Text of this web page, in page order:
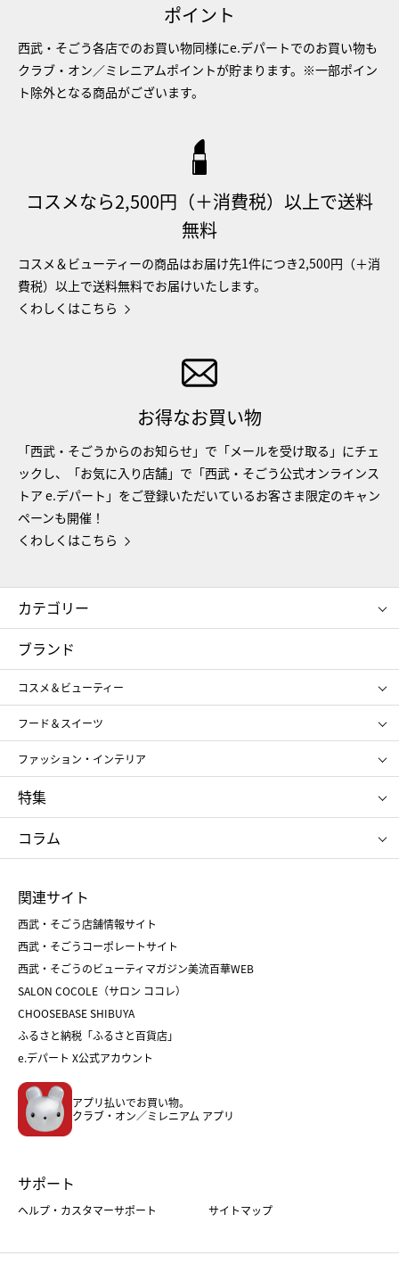
ポイント
西武・そごう各店でのお買い物同様にe.デパートでのお買い物も
クラブ・オン／ミレニアムポイントが貯まります。※一部ポイン
ト除外となる商品がございます。
コスメなら2,500円（＋消費税）以上で送料
無料
コスメ＆ビューティーの商品はお届け先1件につき2,500円（＋消
費税）以上で送料無料でお届けいたします。
くわしくはこちら
お得なお買い物
「西武・そごうからのお知らせ」で「メールを受け取る」にチェ
ックし、「お気に入り店舗」で「西武・そごう公式オンラインス
トア e.デパート」をご登録いただいているお客さま限定のキャン
ペーンも開催！
くわしくはこちら
カテゴリー
コスメ＆ビューティー
ギフト
レディース
メンズ
スポーツ・アウトドア
お中元
お歳暮
ブランド
コスメ＆ビューティー
SHISEIDO
ポール&ジョー ボーテ
ジルスチュアート
NARS
RMK
クリニーク
SK-Ⅱ
フード＆スイーツ
アンリ・シャルパンティエ
ゴディバ
新宿高野
たねや
ねんりん家
ファッション・インテリア
ポロ ラルフ ローレン
タケオ キクチ
ママ＆キッズ
シュタイフ
特集
お中元
ひな人形
五月人形
父の日
クリスマスケーキ
ホワイトデー
コラム
菓子折り
和菓子
人気のギフト
バレンタイン
ホワイトデー
おせち
フード
ホーム・キッチン＆アート
関連サイト
西武・そごう店舗情報サイト
西武・そごうコーポレートサイト
西武・そごうのビューティマガジン美流百華WEB
SALON COCOLE（サロン ココレ）
CHOOSEBASE SHIBUYA
ふるさと納税「ふるさと百貨店」
e.デパート X公式アカウント
アプリ払いでお買い物。
クラブ・オン／ミレニアム アプリ
サポート
ヘルプ・カスタマーサポート サイトマップ